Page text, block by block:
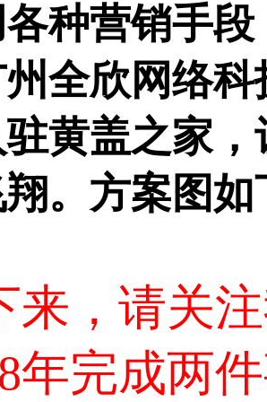
种营销手
州全欣网络
驻黄盖之家
。方案图如
来，请关
年完成两